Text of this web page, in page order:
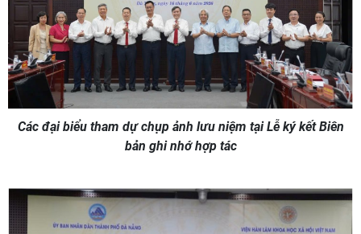
Các đại biểu tham dự chụp ảnh lưu niệm tại Lễ ký kết Biên
bản ghi nhớ hợp tác